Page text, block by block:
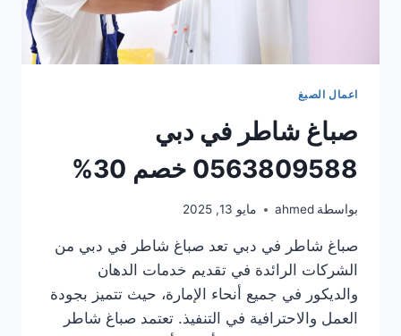
اعمال الصبغ
صباغ شاطر في دبي
0563809588 خصم 30%
بواسطة ahmed مايو 13, 2025
صباغ شاطر في دبي تعد صباغ شاطر في دبي من
الشركات الرائدة في تقديم خدمات الدهان
والديكور في جميع أنحاء الإمارة، حيث تتميز بجودة
العمل والاحترافية في التنفيذ. تعتمد صباغ شاطر